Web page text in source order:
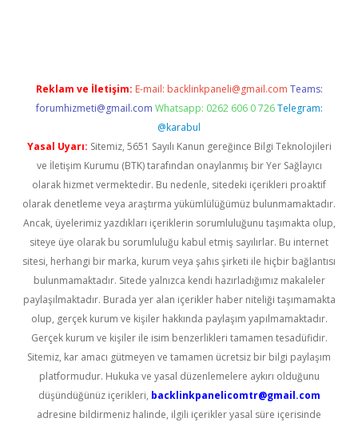
Reklam ve İletişim: E-mail: backlinkpaneli@gmail.com Teams:
forumhizmeti@gmail.com Whatsapp: 0262 606 0 726 Telegram:
@karabul
Yasal Uyarı: Sitemiz, 5651 Sayılı Kanun gereğince Bilgi Teknolojileri
ve İletişim Kurumu (BTK) tarafından onaylanmış bir Yer Sağlayıcı
olarak hizmet vermektedir. Bu nedenle, sitedeki içerikleri proaktif
olarak denetleme veya araştırma yükümlülüğümüz bulunmamaktadır.
Ancak, üyelerimiz yazdıkları içeriklerin sorumluluğunu taşımakta olup,
siteye üye olarak bu sorumluluğu kabul etmiş sayılırlar. Bu internet
sitesi, herhangi bir marka, kurum veya şahıs şirketi ile hiçbir bağlantısı
bulunmamaktadır. Sitede yalnızca kendi hazırladığımız makaleler
paylaşılmaktadır. Burada yer alan içerikler haber niteliği taşımamakta
olup, gerçek kurum ve kişiler hakkında paylaşım yapılmamaktadır.
Gerçek kurum ve kişiler ile isim benzerlikleri tamamen tesadüfidir.
Sitemiz, kar amacı gütmeyen ve tamamen ücretsiz bir bilgi paylaşım
platformudur. Hukuka ve yasal düzenlemelere aykırı olduğunu
düşündüğünüz içerikleri, backlinkpanelicomtr@gmail.com
adresine bildirmeniz halinde, ilgili içerikler yasal süre içerisinde